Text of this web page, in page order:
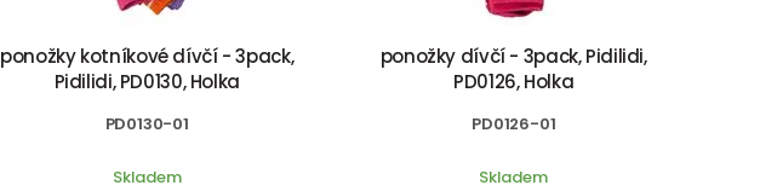
ponožky kotníkové dívčí - 3pack,
Pidilidi, PD0130, Holka
PD0130-01
Skladem
ponožky dívčí - 3pack, Pidilidi,
PD0126, Holka
PD0126-01
Skladem